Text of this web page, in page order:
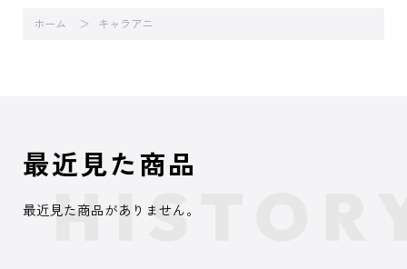
ホーム キャラアニ
最近見た商品
最近見た商品がありません。